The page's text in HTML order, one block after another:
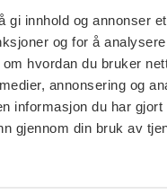
gi innhold og annonser
og for å
hvordan du bruker
annonsering og
informasjon du har gjort
gjennom din bruk av
vi kan si noe
det er klart at
vil konsentrere